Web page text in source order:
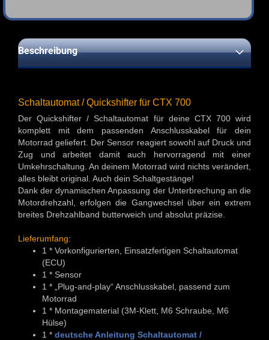
Beschreibung
Schaltautomat / Quickshifter für CTX 700
Der Quickshifter / Schaltautomat für deine CTX 700 wird
komplett mit dem passenden Anschlusskabel für dein
Motorrad geliefert. Der Sensor reagiert sowohl auf Druck und
Zug und arbeitet damit auch hervorragend mit einer
Umkehrschaltung. An deinem Motorrad wird nichts verändert,
alles bleibt original. Auch dein Schaltgestänge!
Dank der dynamischen Anpassung der Unterbrechung an die
Motordrehzahl, erfolgen die Gangwechsel über ein extrem
breites Drehzahlband butterweich und absolut präzise.
Lieferumfang:
1 * Vorkonfigurierten, Einsatzfertigen Schaltautomat
(ECU)
1 * Sensor
1 * „Plug-and-play“ Anschlusskabel, passend zum
Motorrad
1 * Montagematerial (3M-Klett, M6 Schraube, M6
Hülse)
1 * deutsche Anleitung Schaltautomat /